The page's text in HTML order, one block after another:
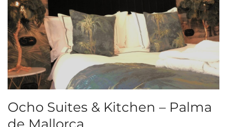
Ocho Suites & Kitchen – Palma